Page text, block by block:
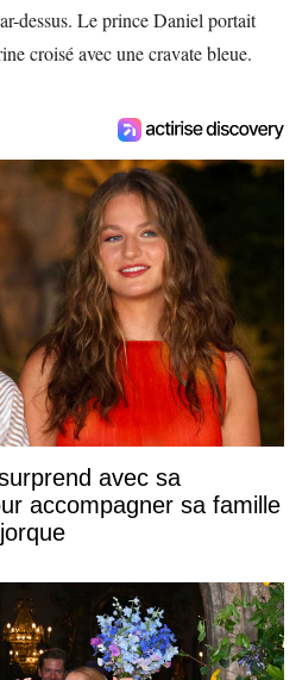
dessus. Le prince Daniel portait
croisé avec une cravate bleue.
avec sa
accompagner sa famille